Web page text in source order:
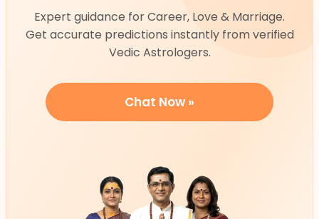
Expert guidance for Career, Love & Marriage.
Get accurate predictions instantly from verified
Vedic Astrologers.
Chat Now »